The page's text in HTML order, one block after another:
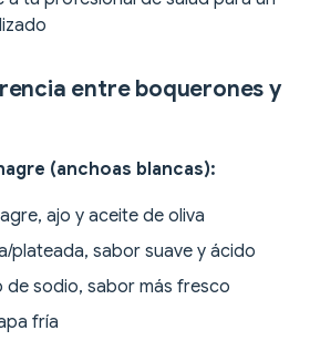
entre boquerones y
(anchoas blancas):
ajo y aceite de oliva
plateada, sabor suave y ácido
sodio, sabor más fresco
fría